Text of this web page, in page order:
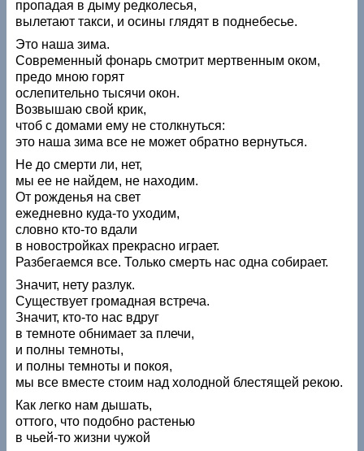
пропадая в дыму редколесья,
вылетают такси, и осины глядят в поднебесье.
Это наша зима.
Современный фонарь смотрит мертвенным оком,
предо мною горят
ослепительно тысячи окон.
Возвышаю свой крик,
чтоб с домами ему не столкнуться:
это наша зима все не может обратно вернуться.
Не до смерти ли, нет,
мы ее не найдем, не находим.
От рожденья на свет
ежедневно куда-то уходим,
словно кто-то вдали
в новостройках прекрасно играет.
Разбегаемся все. Только смерть нас одна собирает.
Значит, нету разлук.
Существует громадная встреча.
Значит, кто-то нас вдруг
в темноте обнимает за плечи,
и полны темноты,
и полны темноты и покоя,
мы все вместе стоим над холодной блестящей рекою.
Как легко нам дышать,
оттого, что подобно растенью
в чьей-то жизни чужой